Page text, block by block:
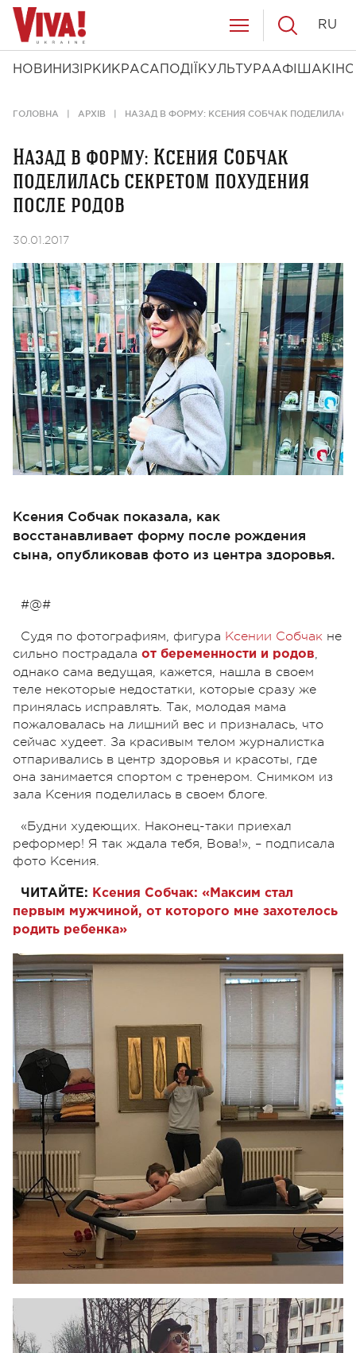
НОВИНИ ЗІРКИ КРАСА ПОДІЇ КУЛЬТУРААФІША КІНО
RU
ГОЛОВНА АРХІВ НАЗАД В ФОРМУ: КСЕНИЯ СОБЧАК
Назад в форму: Ксения Собчак
поделилась секретом похудения
после родов
30.01.2017
Ксения Собчак показала, как
восстанавливает форму после рождения
сына, опубликовав фото из центра здоровья.
#@#
Судя по фотографиям, фигура Ксении Собчак не
сильно пострадала от беременности и родов,
однако сама ведущая, кажется, нашла в своем
теле некоторые недостатки, которые сразу же
принялась исправлять. Так, молодая мама
пожаловалась на лишний вес и призналась, что
сейчас худеет. За красивым телом журналистка
отпаривались в центр здоровья и красоты, где
она занимается спортом с тренером. Снимком из
зала Ксения поделилась в своем блоге.
«Будни худеющих. Наконец-таки приехал
реформер! Я так ждала тебя, Вова!», – подписала
фото Ксения.
ЧИТАЙТЕ: Ксения Собчак: «Максим стал
первым мужчиной, от которого мне захотелось
родить ребенка»